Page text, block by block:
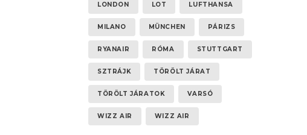
LONDON LOT LUFTHANSA
MILANO MÜNCHEN PÁRIZS
RYANAIR RÓMA STUTTGART
SZTRÁJK TÖRÖLT JÁRAT
TÖRÖLT JÁRATOK VARSÓ
WIZZ AIR WIZZ AIR